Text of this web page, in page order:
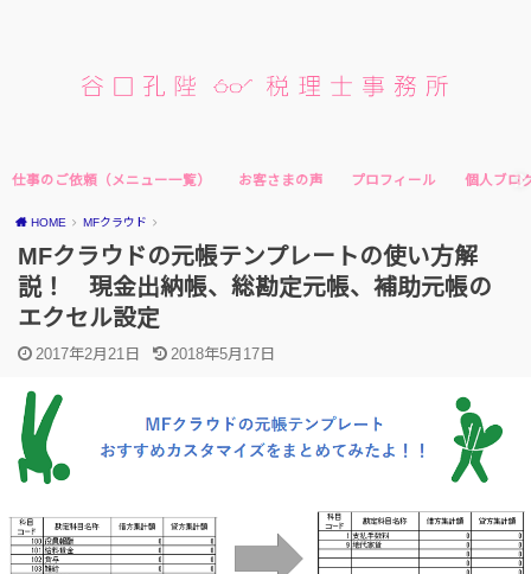
仕事のご依頼（メニュー一覧） お客さまの声 プロフィール 個人ブロ
HOME MFクラウド
MFクラウドの元帳テンプレートの使い方解
説！ 現金出納帳、総勘定元帳、補助元帳の
エクセル設定
2017年2月21日 2018年5月17日